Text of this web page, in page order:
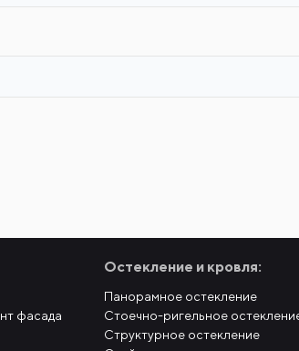
фасада
Остекление и кровля:
Панорамное остекление
Стоечно-ригельное
Структурное остекление